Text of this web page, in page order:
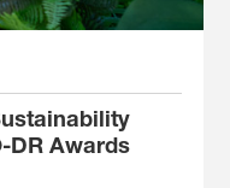
DR Awards